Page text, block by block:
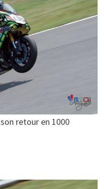
retour en 1000